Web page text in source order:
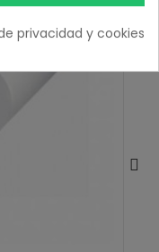
privacidad y cookies